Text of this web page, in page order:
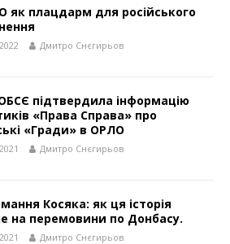
як плацдарм для російського
Дмитро Снєгирьов
ОБСЄ підтвердила інформацію
«Права Справа» про
«Гради» в ОРЛО
Дмитро Снєгирьов
Косяка: як ця історія
на перемовини по Донбасу.
Дмитро Снєгирьов